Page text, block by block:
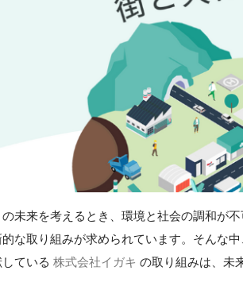
未来を考えるとき、環境と社会の調和が
な取り組みが求められています。そんな
ている 株式会社イガキ の取り組みは、未